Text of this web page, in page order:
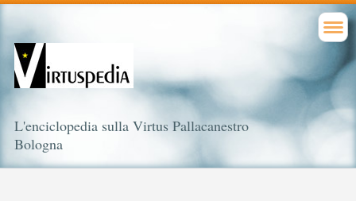
L'enciclopedia sulla Virtus Pallacanestro
Bologna